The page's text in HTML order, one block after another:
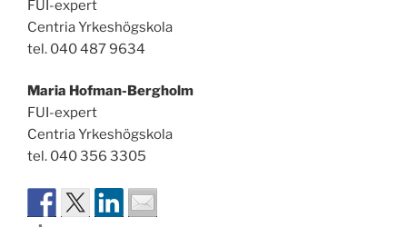
FUI-expert
Centria Yrkeshögskola
tel. 040 487 9634
Maria Hofman-Bergholm
FUI-expert
Centria Yrkeshögskola
tel. 040 356 3305